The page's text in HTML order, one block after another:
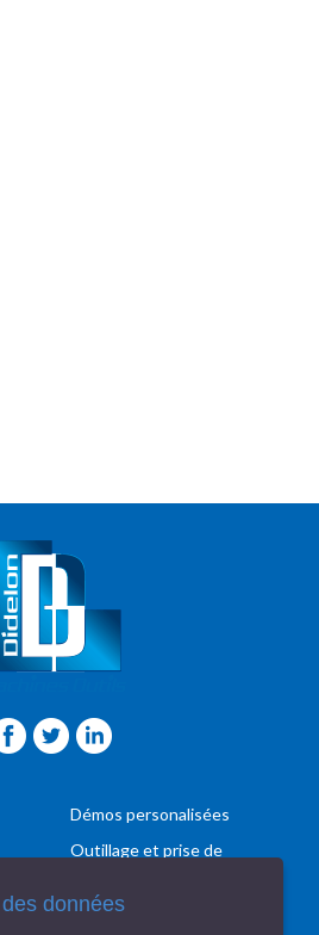
Démos personalisées
Outillage et prise de
Programmation
données